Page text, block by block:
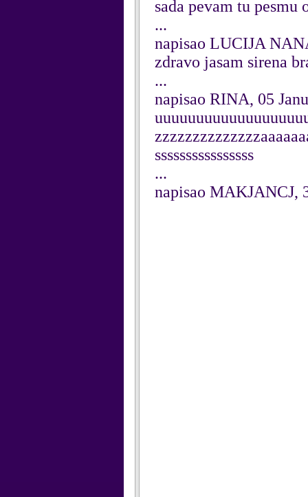
sada pevam tu
...
napisao LUCIJA
zdravo jasam sirena
...
napisao RINA, 05
ssssssssssssssss
...
napisao MAKJANCJ,